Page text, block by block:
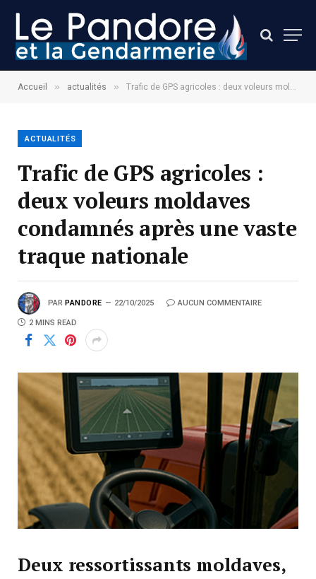
Accueil » actualités » Trafic de GPS agricoles : deux voleurs moldaves condamnés après une vaste traque nationale
ACTUALITÉS
Trafic de GPS agricoles :
deux voleurs moldaves
condamnés après une vaste
traque nationale
PAR PANDORE 22/10/2025 AUCUN COMMENTAIRE
2 MINS READ
Deux ressortissants moldaves,